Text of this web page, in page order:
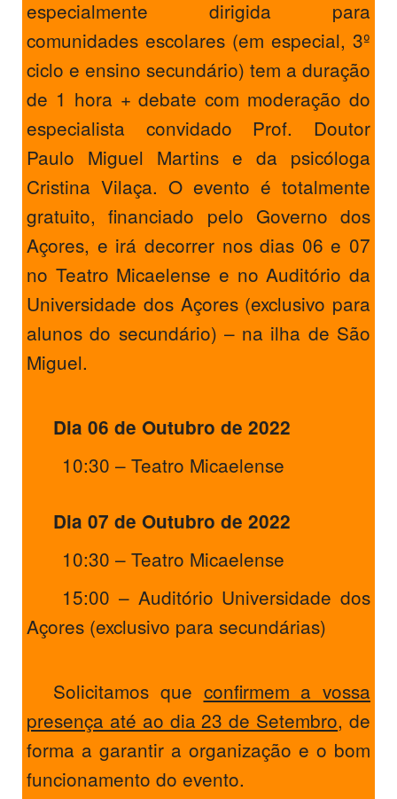
especialmente dirigida para
comunidades escolares (em especial, 3º
ciclo e ensino secundário) tem a duração
de 1 hora + debate com moderação do
especialista convidado Prof. Doutor
Paulo Miguel Martins e da psicóloga
Cristina Vilaça. O evento é totalmente
gratuito, financiado pelo Governo dos
Açores, e irá decorrer nos dias 06 e 07
no Teatro Micaelense e no Auditório da
Universidade dos Açores (exclusivo para
alunos do secundário) – na ilha de São
Miguel.
Dia 06 de Outubro de 2022
10:30 – Teatro Micaelense
Dia 07 de Outubro de 2022
10:30 – Teatro Micaelense
15:00 – Auditório Universidade dos
Açores (exclusivo para secundárias)
Solicitamos que confirmem a vossa
presença até ao dia 23 de Setembro, de
forma a garantir a organização e o bom
funcionamento do evento.